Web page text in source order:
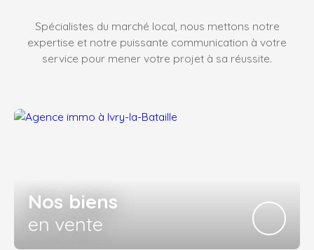
Spécialistes du marché local, nous mettons notre
expertise et notre puissante communication à votre
service pour mener votre projet à sa réussite.
Nos biens
en vente